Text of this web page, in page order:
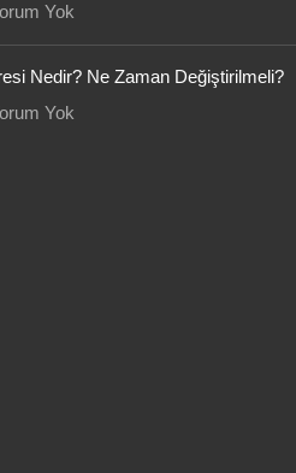
Yok
Nedir? Ne Zaman Değiştirilmeli?
Yok